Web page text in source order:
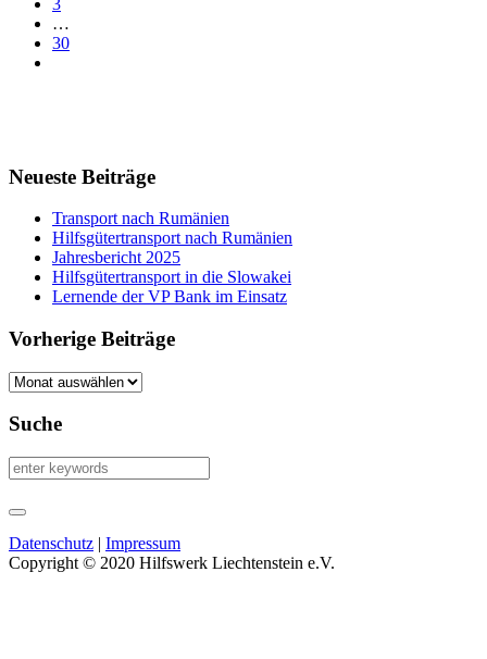
…
30
Neueste Beiträge
Transport nach Rumänien
Hilfsgütertransport nach Rumänien
Jahresbericht 2025
Hilfsgütertransport in die Slowakei
Lernende der VP Bank im Einsatz
Vorherige Beiträge
Vorherige
Suche
Datenschutz | Impressum
Copyright © 2020 Hilfswerk Liechtenstein e.V.